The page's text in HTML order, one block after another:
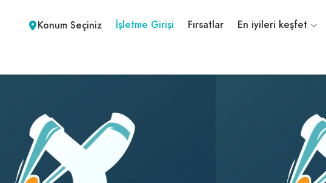
Konum Seçiniz İşletme Girişi Fırsatlar En iyileri keşfet